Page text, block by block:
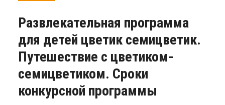
Развлекательная программа
для детей цветик семицветик.
Путешествие с цветиком-
семицветиком. Сроки
конкурсной программы